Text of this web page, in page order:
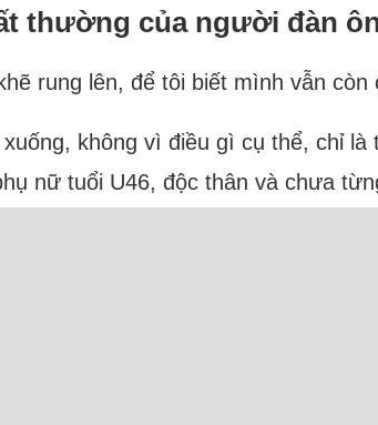
thường của người đàn
rung lên, để tôi biết mình vẫn
không vì điều gì cụ thể, chỉ
nữ tuổi U46, độc thân và chưa